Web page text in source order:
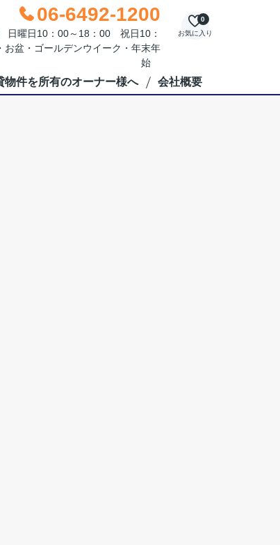
06-6492-1200
日曜日10：00～18：00 祝日10：
盆・ゴールデンウイーク・年末年
始
お気に入り
0
物件を所有のオーナー様へ 会社概要